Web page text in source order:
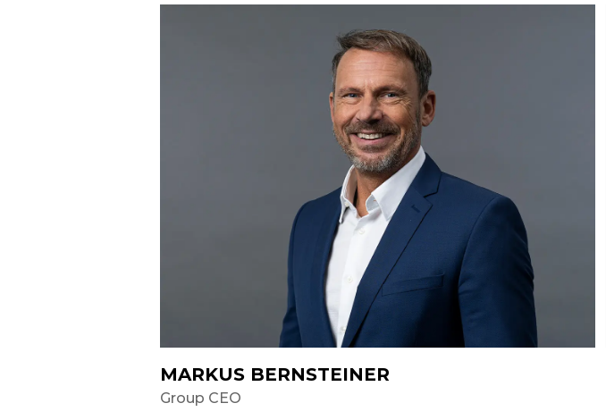
MARKUS BERNSTEINER
Group CEO